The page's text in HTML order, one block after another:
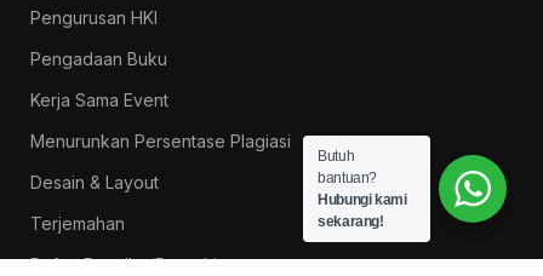
Pengurusan HKI
Pengadaan Buku
Kerja Sama Event
Menurunkan Persentase Plagiasi
Desain & Layout
Terjemahan
Daftar Reseller/Dropshiper
Butuh
bantuan?
Hubungi kami
sekarang!